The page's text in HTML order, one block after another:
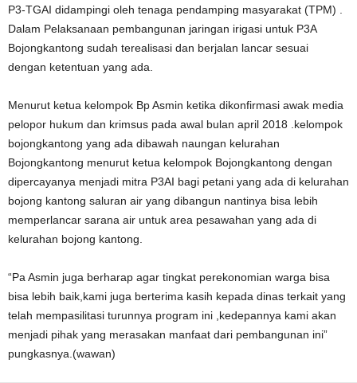
P3-TGAI didampingi oleh tenaga pendamping masyarakat (TPM) .
Dalam Pelaksanaan pembangunan jaringan irigasi untuk P3A
Bojongkantong sudah terealisasi dan berjalan lancar sesuai
dengan ketentuan yang ada.
Menurut ketua kelompok Bp Asmin ketika dikonfirmasi awak media
pelopor hukum dan krimsus pada awal bulan april 2018 .kelompok
bojongkantong yang ada dibawah naungan kelurahan
Bojongkantong menurut ketua kelompok Bojongkantong dengan
dipercayanya menjadi mitra P3AI bagi petani yang ada di kelurahan
bojong kantong saluran air yang dibangun nantinya bisa lebih
memperlancar sarana air untuk area pesawahan yang ada di
kelurahan bojong kantong.
“Pa Asmin juga berharap agar tingkat perekonomian warga bisa
bisa lebih baik,kami juga berterima kasih kepada dinas terkait yang
telah mempasilitasi turunnya program ini ,kedepannya kami akan
menjadi pihak yang merasakan manfaat dari pembangunan ini”
pungkasnya.(wawan)